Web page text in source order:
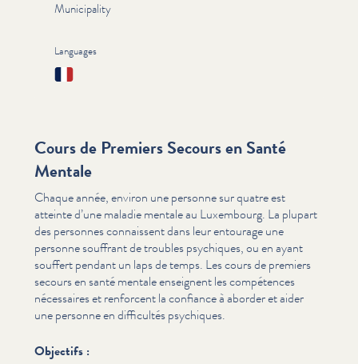
Municipality
Languages
Français
Cours de Premiers Secours en Santé
Mentale
Chaque année, environ une personne sur quatre est
atteinte d’une maladie mentale au Luxembourg. La plupart
des personnes connaissent dans leur entourage une
personne souffrant de troubles psychiques, ou en ayant
souffert pendant un laps de temps. Les cours de premiers
secours en santé mentale enseignent les compétences
nécessaires et renforcent la confiance à aborder et aider
une personne en difficultés psychiques.
Objectifs :